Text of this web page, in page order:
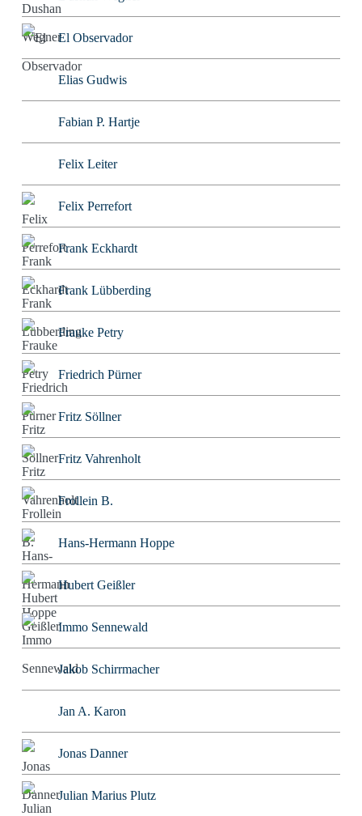
El Observador
Elias Gudwis
Fabian P. Hartje
Felix Leiter
Felix Perrefort
Frank Eckhardt
Frank Lübberding
Frauke Petry
Friedrich Pürner
Fritz Söllner
Fritz Vahrenholt
Frollein B.
Hans-Hermann Hoppe
Hubert Geißler
Immo Sennewald
Jakob Schirrmacher
Jan A. Karon
Jonas Danner
Julian Marius Plutz